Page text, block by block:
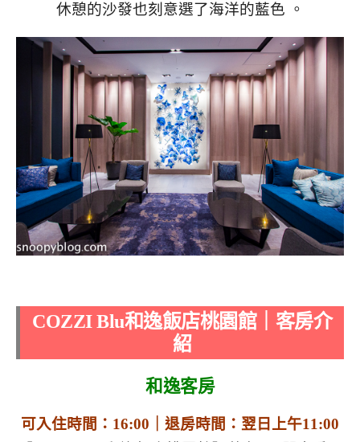
休憩的沙發也刻意選了海洋的藍色 。
COZZI Blu和逸飯店桃園館｜客房介
紹
和逸客房
可入住時間：16:00｜退房時間：翌日上午11:00